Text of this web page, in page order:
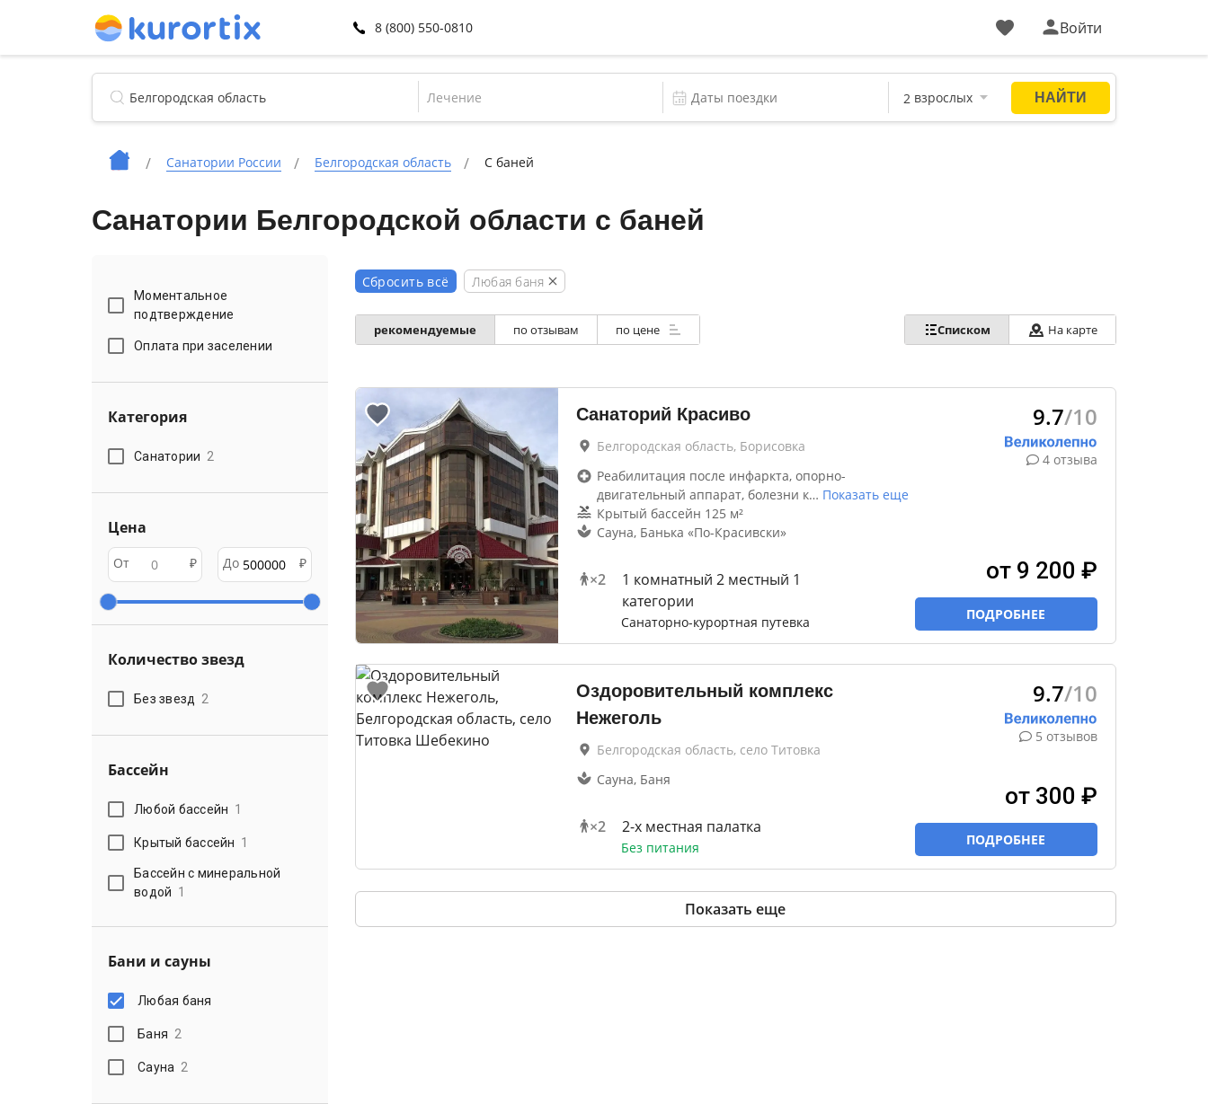
8 (800) 550-0810 Войти
Лечение
Санатории России Белгородская область С баней
Санатории Белгородской области с баней
Моментальное
подтверждение
Оплата при заселении
Категория
Санатории 2
Цена
От ₽ До ₽
Количество звезд
Без звезд 2
Бассейн
Любой бассейн 1
Крытый бассейн 1
Бассейн с минеральной
водой 1
Бани и сауны
Любая баня
Баня 2
Сауна 2
Сбросить всё Любая баня
рекомендуемые по отзывам по цене Списком На карте
Санаторий Красиво
Белгородская область, Борисовка
Реабилитация после инфаркта, опорно-
двигательный аппарат, болезни к… Показать еще
Крытый бассейн 125 м²
Сауна, Банька «По-Красивски»
×2
1 комнатный 2 местный 1
категории
Санаторно-курортная путевка
9.7/10
4 отзыва
от 9 200 ₽
ПОДРОБНЕЕ
Оздоровительный комплекс
Нежеголь
Белгородская область, село Титовка
Сауна, Баня
×2 2-х местная палатка
Без питания
9.7/10
5 отзывов
от 300 ₽
ПОДРОБНЕЕ
Показать еще